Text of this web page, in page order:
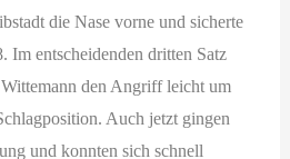
die Nase vorne und sicherte
Im entscheidenden dritten Satz
den Angriff leicht um
Auch jetzt gingen
und konnten sich schnell